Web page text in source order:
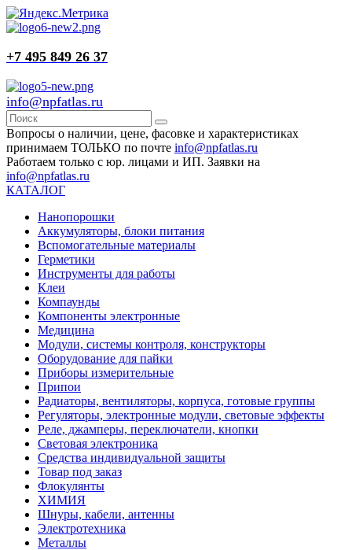
+7 495 849 26 37
info@npfatlas.ru
Вопросы о наличии, цене, фасовке и характеристиках
принимаем ТОЛЬКО по почте info@npfatlas.ru
Работаем только с юр. лицами и ИП. Заявки на
info@npfatlas.ru
КАТАЛОГ
Нанопорошки
Аккумуляторы, блоки питания
Вспомогательные материалы
Герметики
Инструменты для работы
Клеи
Компаунды
Компоненты электронные
Медицина
Модули, системы контроля, конструкторы
Оборудование для пайки
Приборы измерительные
Припои
Радиаторы, вентиляторы, корпуса, готовые группы
Регуляторы, электронные модули, световые эффекты
Реле, джамперы, переключатели, кнопки
Световая электроника
Средства индивидуальной защиты
Товар под заказ
Флокулянты
ХИМИЯ
Шнуры, кабели, антенны
Электротехника
Металлы